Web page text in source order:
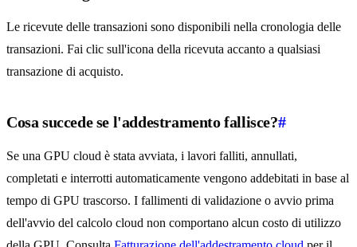
Le ricevute delle transazioni sono disponibili nella cronologia delle
transazioni. Fai clic sull'icona della ricevuta accanto a qualsiasi
transazione di acquisto.
Cosa succede se l'addestramento fallisce?#
Se una GPU cloud è stata avviata, i lavori falliti, annullati,
completati e interrotti automaticamente vengono addebitati in base al
tempo di GPU trascorso. I fallimenti di validazione o avvio prima
dell'avvio del calcolo cloud non comportano alcun costo di utilizzo